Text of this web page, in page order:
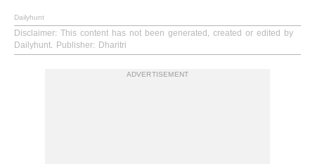
Dailyhunt
Disclaimer: This content has not been generated, created or edited by
Dailyhunt. Publisher: Dharitri
ADVERTISEMENT